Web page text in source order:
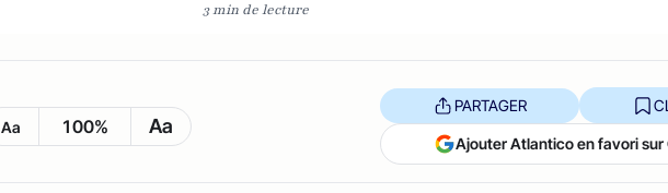
3 min de lecture
Aa 100% Aa
PARTAGER
Ajouter Atlantico en favori sur